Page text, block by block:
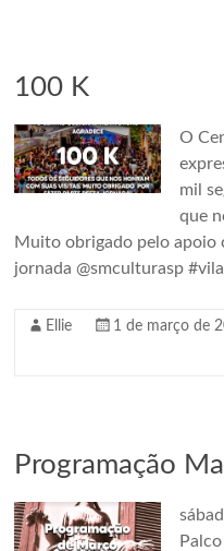
100 K
O
mil
que
Muito obrigado pelo apoio
jornada @smculturasp
Ellie 1 de março de
Programação